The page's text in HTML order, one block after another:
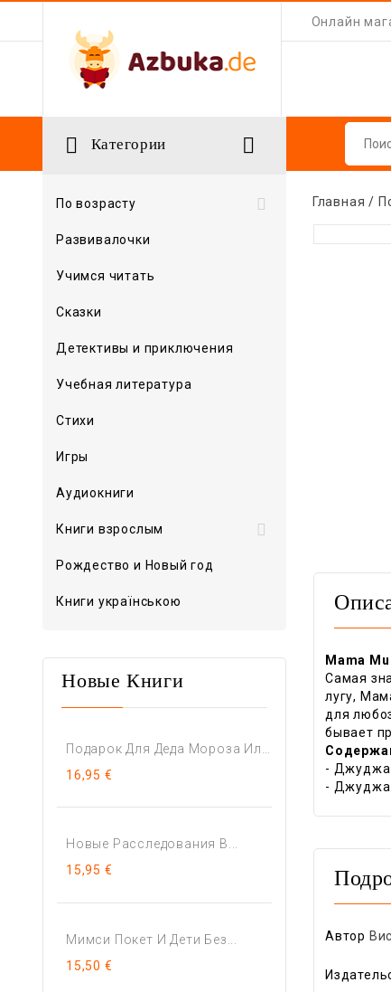
Онлайн
 Категории 

По возрасту
Развивалочки
Учимся читать
Сказки
Детективы и приключения
Учебная литература
Стихи
Игры
Аудиокниги

Книги взрослым
Рождество и Новый год
Книги українською
Новые Книги
16,95 €
Новые Расследования В...
15,95 €
Мимси Покет И Дети Без...
15,50 €
Главная
Mama
Самая
лугу,
для
бывает
- Джуджа
- Джуджа
Автор